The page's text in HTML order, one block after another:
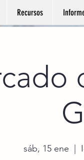
Recursos
sáb, 15 ene